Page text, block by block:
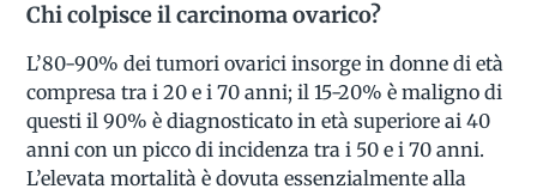
Chi colpisce il carcinoma ovarico?
L’80-90% dei tumori ovarici insorge in donne di età
compresa tra i 20 e i 70 anni; il 15-20% è maligno di
questi il 90% è diagnosticato in età superiore ai 40
anni con un picco di incidenza tra i 50 e i 70 anni.
L’elevata mortalità è dovuta essenzialmente alla